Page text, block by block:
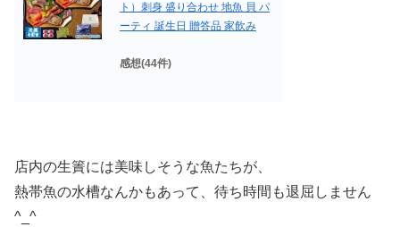
ト）刺身 盛り合わせ 地魚 貝 パ
ーティ 誕生日 贈答品 家飲み
感想(44件)
店内の生簀には美味しそうな魚たちが、
熱帯魚の水槽なんかもあって、待ち時間も退屈しません
^_^